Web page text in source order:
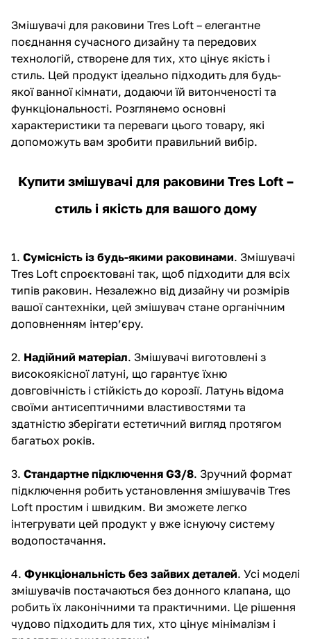
Змішувачі для раковини Tres Loft – елегантне
поєднання сучасного дизайну та передових
технологій, створене для тих, хто цінує якість і
стиль. Цей продукт ідеально підходить для будь-
якої ванної кімнати, додаючи їй витонченості та
функціональності. Розглянемо основні
характеристики та переваги цього товару, які
допоможуть вам зробити правильний вибір.
Купити змішувачі для раковини Tres Loft –
стиль і якість для вашого дому
1. Сумісність із будь-якими раковинами. Змішувачі
Tres Loft спроєктовані так, щоб підходити для всіх
типів раковин. Незалежно від дизайну чи розмірів
вашої сантехніки, цей змішувач стане органічним
доповненням інтер’єру.
2. Надійний матеріал. Змішувачі виготовлені з
високоякісної латуні, що гарантує їхню
довговічність і стійкість до корозії. Латунь відома
своїми антисептичними властивостями та
здатністю зберігати естетичний вигляд протягом
багатьох років.
3. Стандартне підключення G3/8. Зручний формат
підключення робить установлення змішувачів Tres
Loft простим і швидким. Ви зможете легко
інтегрувати цей продукт у вже існуючу систему
водопостачання.
4. Функціональність без зайвих деталей. Усі моделі
змішувачів постачаються без донного клапана, що
робить їх лаконічними та практичними. Це рішення
чудово підходить для тих, хто цінує мінімалізм і